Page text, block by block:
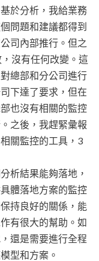
於分析，我給業務
問題和建議都得到
司內部推行。但之
沒有任何改變。這
總部和分公司進行
下達了要求，但在
也沒有相關的監控
之後，我趕緊彙報
關監控的工具，3
析結果能夠落地，
體落地方案的監控
持良好的關係，能
有很大的幫助。如
還是需要進行全程
型和方案。